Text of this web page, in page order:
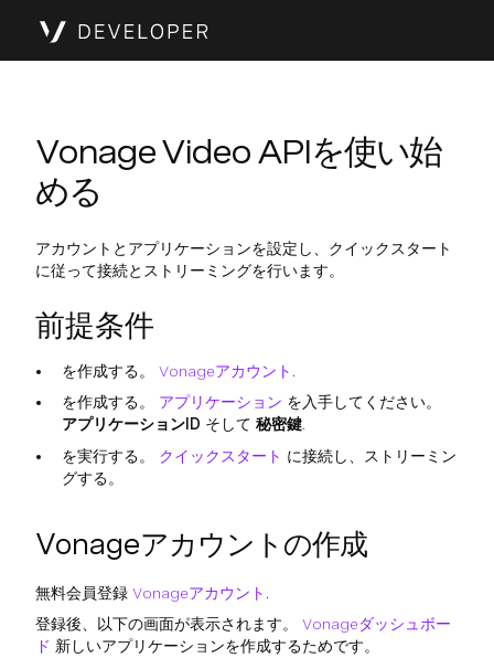
Vonage Video APIを使い始
める
アカウントとアプリケーションを設定し、クイックスタート
に従って接続とストリーミングを行います。
前提条件
を作成する。 Vonageアカウント .
を作成する。 アプリケーション を入手してください。
アプリケーションID そして 秘密鍵.
を実行する。 クイックスタート に接続し、ストリーミン
グする。
Vonageアカウントの作成
無料会員登録 Vonageアカウント .
登録後、以下の画面が表示されます。 Vonageダッシュボー
ド 新しいアプリケーションを作成するためです。